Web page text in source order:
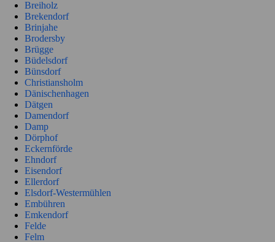
Breiholz
Brekendorf
Brinjahe
Brodersby
Brügge
Büdelsdorf
Bünsdorf
Christiansholm
Dänischenhagen
Dätgen
Damendorf
Damp
Dörphof
Eckernförde
Ehndorf
Eisendorf
Ellerdorf
Elsdorf-Westermühlen
Embühren
Emkendorf
Felde
Felm